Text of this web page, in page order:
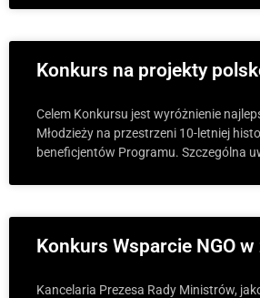
Konkurs na projekty
Celem Konkursu jest wyróżnienie
Młodzieży na przestrzeni 10-letniej
beneficjentów Programu. Szczególna
Konkurs Wsparcie NGO
Kancelaria Prezesa Rady Ministrów,